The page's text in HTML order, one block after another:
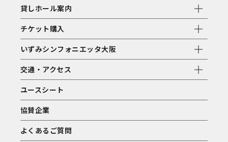
貸しホール案内
チケット購入
いずみシンフォニエッタ大阪
交通・アクセス
ユースシート
協賛企業
よくあるご質問